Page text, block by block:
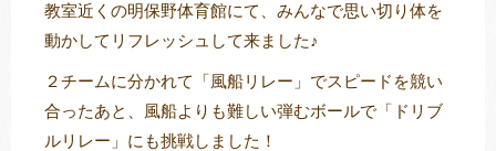
教室近くの明保野体育館にて、みんなで思い切り体を
動かしてリフレッシュして来ました♪
２チームに分かれて「風船リレー」でスピードを競い
合ったあと、風船よりも難しい弾むボールで「ドリブ
ルリレー」にも挑戦しました！